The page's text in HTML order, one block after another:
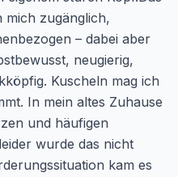
mich zugänglich,
– dabei aber
neugierig,
Kuscheln mag ich
In mein altes Zuhause
und häufigen
wurde das nicht
kam es